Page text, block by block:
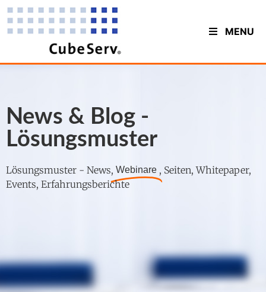
MENU
News & Blog -
Lösungsmuster
Lösungsmuster - News, Webinare , Seiten, Whitepaper,
Events, Erfahrungsberichte